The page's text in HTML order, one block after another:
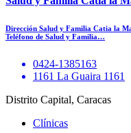
Dirección Salud y Familia Catia la
Teléfono de Salud y Familia…
0424-1385163
1161 La Guaira 1161
Distrito Capital, Caracas
Clínicas